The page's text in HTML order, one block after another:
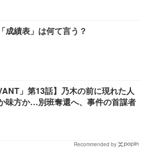
成績表」は何て言う？
」第13話】乃木の前に現れた人
味方か…別班奪還へ、事件の首謀者
Recommended by